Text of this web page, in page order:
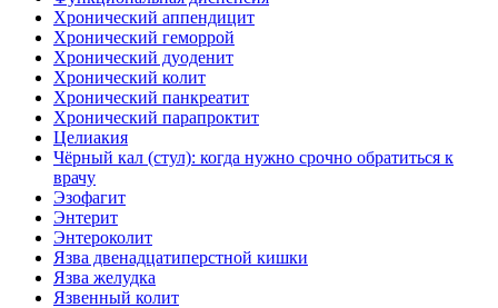
Хронический аппендицит
Хронический геморрой
Хронический дуоденит
Хронический колит
Хронический панкреатит
Хронический парапроктит
Целиакия
Чёрный кал (стул): когда нужно срочно обратиться к
врачу
Эзофагит
Энтерит
Энтероколит
Язва двенадцатиперстной кишки
Язва желудка
Язвенный колит